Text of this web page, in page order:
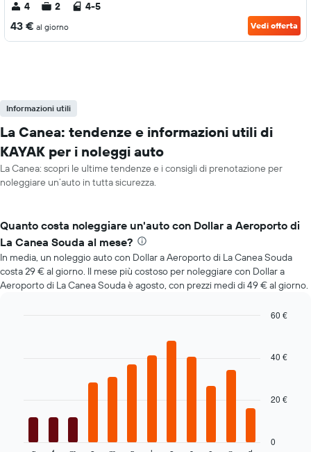
4 2 4-5
43 € al giorno Vedi offerta
Informazioni utili
La Canea: tendenze e informazioni utili di
KAYAK per i noleggi auto
La Canea: scopri le ultime tendenze e i consigli di prenotazione per
noleggiare un’auto in tutta sicurezza.
Quanto costa noleggiare un'auto con Dollar a Aeroporto di
La Canea Souda al mese?
In media, un noleggio auto con Dollar a Aeroporto di La Canea Souda
costa 29 € al giorno. Il mese più costoso per noleggiare con Dollar a
Aeroporto di La Canea Souda è agosto, con prezzi medi di 49 € al giorno.
grafico
mostra
0
20 €
40 €
60 €